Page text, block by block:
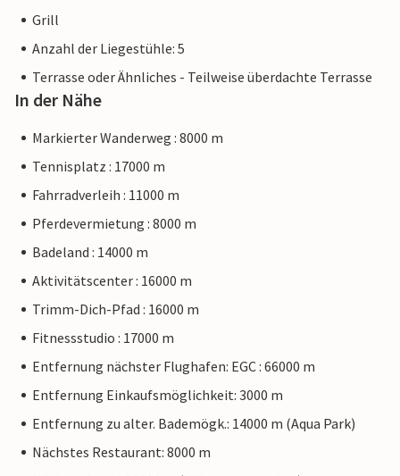
Grill
Anzahl der Liegestühle: 5
Terrasse oder Ähnliches - Teilweise überdachte Terrasse
In der Nähe
Markierter Wanderweg : 8000 m
Tennisplatz : 17000 m
Fahrradverleih : 11000 m
Pferdevermietung : 8000 m
Badeland : 14000 m
Aktivitätscenter : 16000 m
Trimm-Dich-Pfad : 16000 m
Fitnessstudio : 17000 m
Entfernung nächster Flughafen: EGC : 66000 m
Entfernung Einkaufsmöglichkeit: 3000 m
Entfernung zu alter. Bademögk.: 14000 m (Aqua Park)
Nächstes Restaurant: 8000 m